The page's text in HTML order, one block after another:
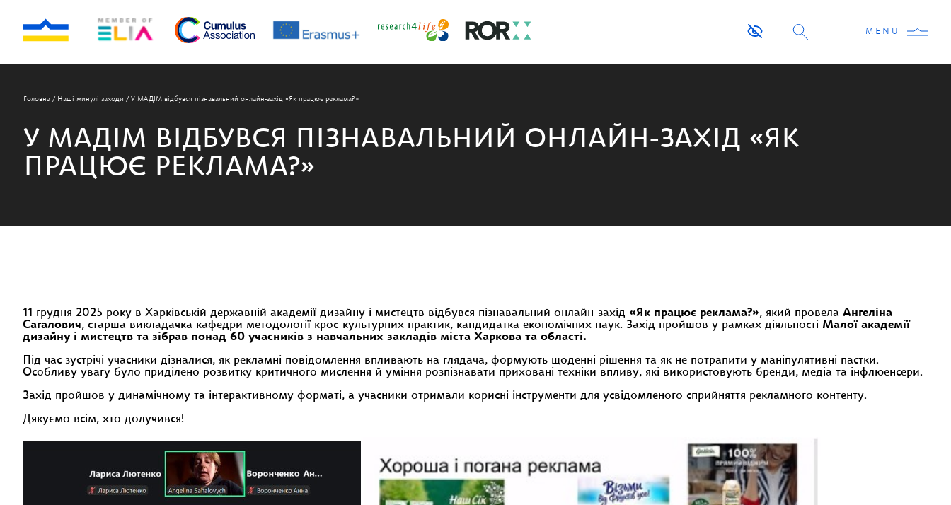
MENU
Головна / Наші минулі заходи / У МАДІМ відбувся пізнавальний онлайн-захід «Як працює реклама?»
У МАДІМ ВІДБУВСЯ ПІЗНАВАЛЬНИЙ ОНЛАЙН-ЗАХІД «ЯК
ПРАЦЮЄ РЕКЛАМА?»
11 грудня 2025 року в Харківській державній академії дизайну і мистецтв відбувся пізнавальний онлайн-захід «Як працює реклама?», який провела Ангеліна
Сагалович, старша викладачка кафедри методології крос-культурних практик, кандидатка економічних наук. Захід пройшов у рамках діяльності Малої академії
дизайну і мистецтв та зібрав понад 60 учасників з навчальних закладів міста Харкова та області.
Під час зустрічі учасники дізналися, як рекламні повідомлення впливають на глядача, формують щоденні рішення та як не потрапити у маніпулятивні пастки.
Особливу увагу було приділено розвитку критичного мислення й уміння розпізнавати приховані техніки впливу, які використовують бренди, медіа та інфлюенсери.
Захід пройшов у динамічному та інтерактивному форматі, а учасники отримали корисні інструменти для усвідомленого сприйняття рекламного контенту.
Дякуємо всім, хто долучився!